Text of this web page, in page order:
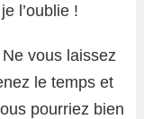
l’oublie !
vous laissez
le temps et
pourriez bien